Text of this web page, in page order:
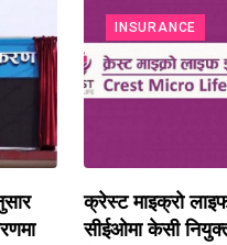
INSURANCE
क्रेस्ट माइक्रो लाइफको
सीईओमा केसी नियुक्त,